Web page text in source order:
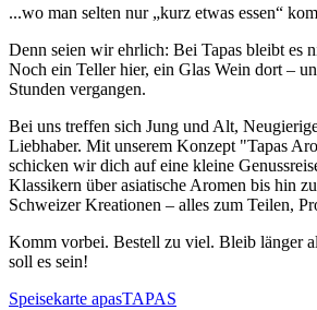
...wo man selten nur „kurz etwas essen“
Denn seien wir ehrlich: Bei Tapas bleibt es
Noch ein Teller hier, ein Glas Wein dort –
Stunden vergangen.
Bei uns treffen sich Jung und Alt,
Liebhaber. Mit unserem Konzept "Tapas
schicken wir dich auf eine kleine
Klassikern über asiatische Aromen bis hin
Schweizer Kreationen – alles zum Teilen,
Komm vorbei. Bestell zu viel. Bleib länger
soll es sein!
Speisekarte apasTAPAS